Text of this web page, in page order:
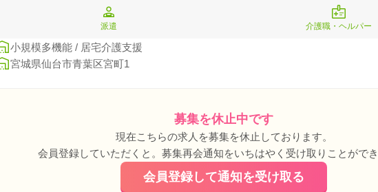
派遣 介護職・ヘルパー
小規模多機能 / 居宅介護支援
宮城県仙台市青葉区宮町1
募集を休止中です
現在こちらの求人を募集を休止しております。
会員登録していただくと。募集再会通知をいちはやく受け取りことがで
会員登録して通知を受け取る